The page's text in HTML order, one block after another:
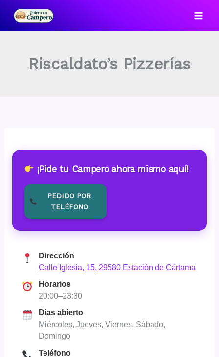
contenido
Riscaldato’s Pizzerías
¡Pide tu Campero ahora mismo aquí!
PEDIDO POR
TELÉFONO
Dirección
Calle Iglesia, 15, 29580 Estación de Cártama
Horarios
20:00–23:30
Días abierto
Miércoles, Jueves, Viernes, Sábado,
Domingo
Teléfono